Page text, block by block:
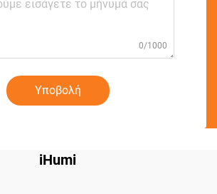
0/1000
Υποβολή
iHumi